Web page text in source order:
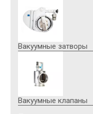
Вакуумные затворы
Вакуумные клапаны